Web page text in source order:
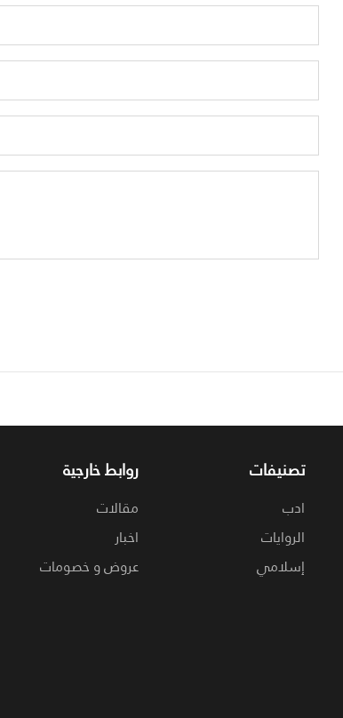
تصنيفات
ادب
الروايات
إسلامي
روابط خارجية
مقالات
اخبار
عروض و خصومات